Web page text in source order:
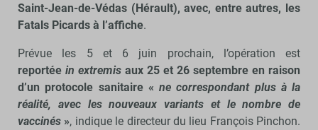
Saint-Jean-de-Védas (Hérault), avec, entre autres, les
Fatals Picards à l’affiche.
Prévue les 5 et 6 juin prochain, l’opération est
reportée in extremis aux 25 et 26 septembre en raison
d’un protocole sanitaire « ne correspondant plus à la
réalité, avec les nouveaux variants et le nombre de
vaccinés », indique le directeur du lieu François Pinchon.